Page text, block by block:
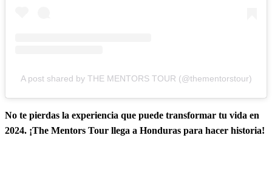
A post shared by THE MENTORS TOUR (@thementorstour)
No te pierdas la experiencia que puede transformar tu vida en
2024. ¡The Mentors Tour llega a Honduras para hacer historia!